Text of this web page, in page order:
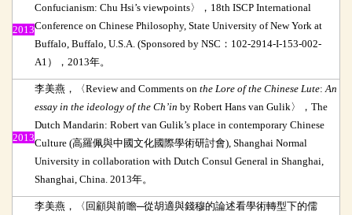
2013
Confucianism: Chu Hsi’s viewpoints〉， 18th ISCP International
Conference on Chinese Philosophy, State University of New York at
Buffalo, Buffalo, U.S.A. (Sponsored by NSC ： 102-2914-I-153-002-
A1 ），2013年。
2013
李美燕，〈Review and Comments on the Lore of the Chinese Lute: An
essay in the ideology of the Ch’in by Robert Hans van Gulik 〉，The
Dutch Mandarin: Robert van Gulik’s place in contemporary Chinese
Culture (高羅佩與中國文化國際學術研討會), Shanghai Normal
University in collaboration with Dutch Consul General in Shanghai,
Shanghai, China. 2013年。
李美燕，〈回顧與前瞻─從胡適與錢穆的論述看學術轉型下的儒